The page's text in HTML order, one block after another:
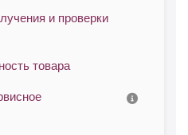
и проверки
товара